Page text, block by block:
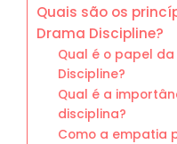
Quais são os
Drama Discipline?
Qual é o papel
Discipline?
Qual é a
disciplina?
Como a empatia